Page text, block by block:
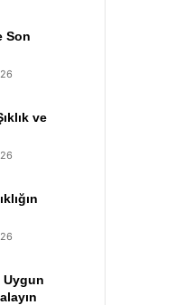
Son
ve
Uygun